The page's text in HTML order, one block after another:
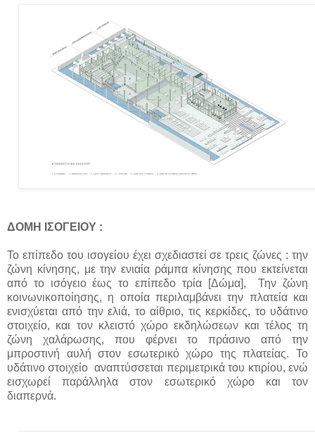
ΔΟΜΗ ΙΣΟΓΕΙΟΥ :
Το επίπεδο του ισογείου έχει σχεδιαστεί σε τρεις ζώνες : την
ζώνη κίνησης, με την ενιαία ράμπα κίνησης που εκτείνεται
από το ισόγειο έως το επίπεδο τρία [Δώμα], Την ζώνη
κοινωνικοποίησης, η οποία περιλαμβάνει την πλατεία και
ενισχύεται από την ελιά, το αίθριο, τις κερκίδες, το υδάτινο
στοιχείο, και τον κλειστό χώρο εκδηλώσεων και τέλος τη
ζώνη χαλάρωσης, που φέρνει το πράσινο από την
μπροστινή αυλή στον εσωτερικό χώρο της πλατείας. Το
υδάτινο στοιχείο αναπτύσσεται περιμετρικά του κτιρίου, ενώ
εισχωρεί παράλληλα στον εσωτερικό χώρο και τον
διαπερνά.